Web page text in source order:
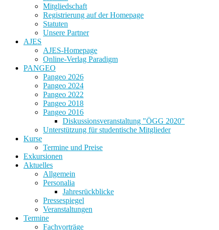
Mitgliedschaft
Registrierung auf der Homepage
Statuten
Unsere Partner
AJES
AJES-Homepage
Online-Verlag Paradigm
PANGEO
Pangeo 2026
Pangeo 2024
Pangeo 2022
Pangeo 2018
Pangeo 2016
Diskussionsveranstaltung "ÖGG 2020"
Unterstützung für studentische Mitglieder
Kurse
Termine und Preise
Exkursionen
Aktuelles
Allgemein
Personalia
Jahresrückblicke
Pressespiegel
Veranstaltungen
Termine
Fachvorträge